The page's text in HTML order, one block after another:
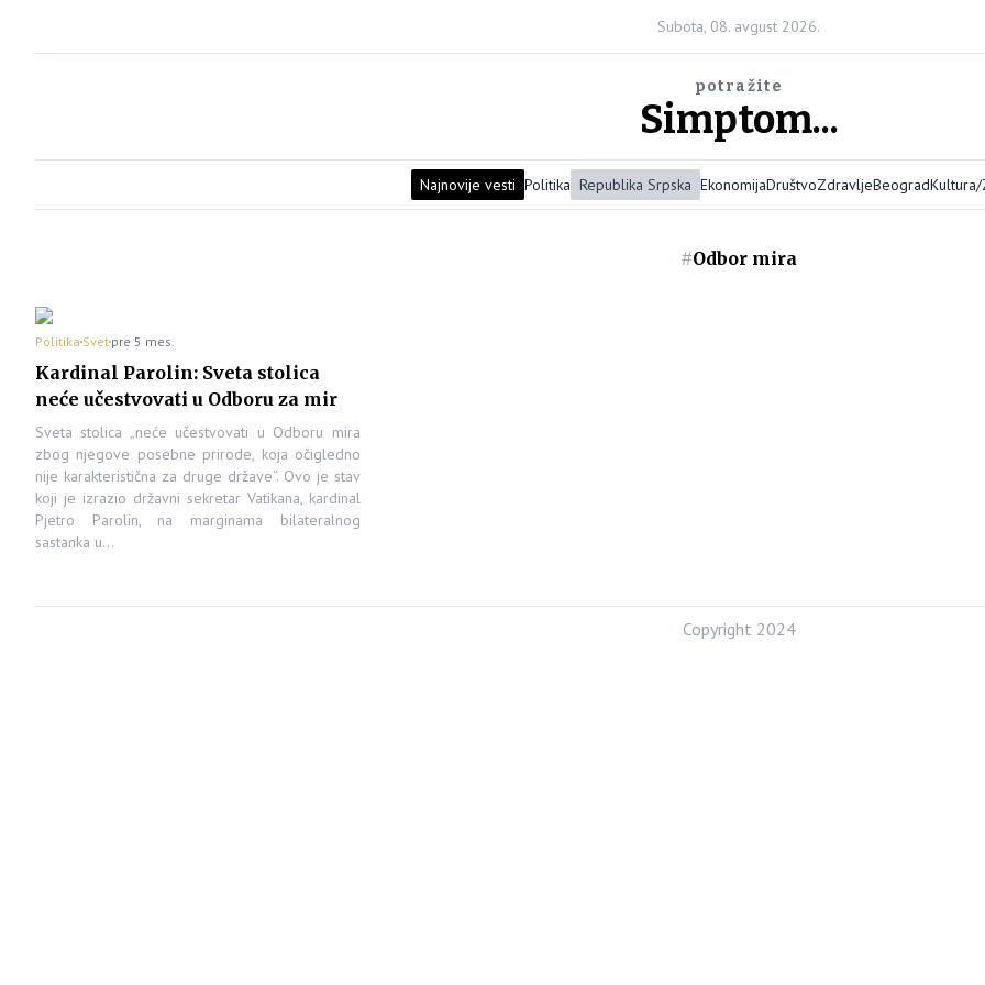
Subota, 08. avgust 2026.
potražite
Simptom...
Najnovije vesti Politika Republika Srpska EkonomijaDruštvoZdravljeBeogradKultura/
#Odbor mira
Politika Svet pre 5 mes.
Kardinal Parolin: Sveta stolica
neće učestvovati u Odboru za mir
Sveta stolica „neće učestvovati u Odboru mira
zbog njegove posebne prirode, koja očigledno
nije karakteristična za druge države“. Ovo je stav
koji je izrazio državni sekretar Vatikana, kardinal
Pjetro Parolin, na marginama bilateralnog
sastanka u…
Copyright 2024